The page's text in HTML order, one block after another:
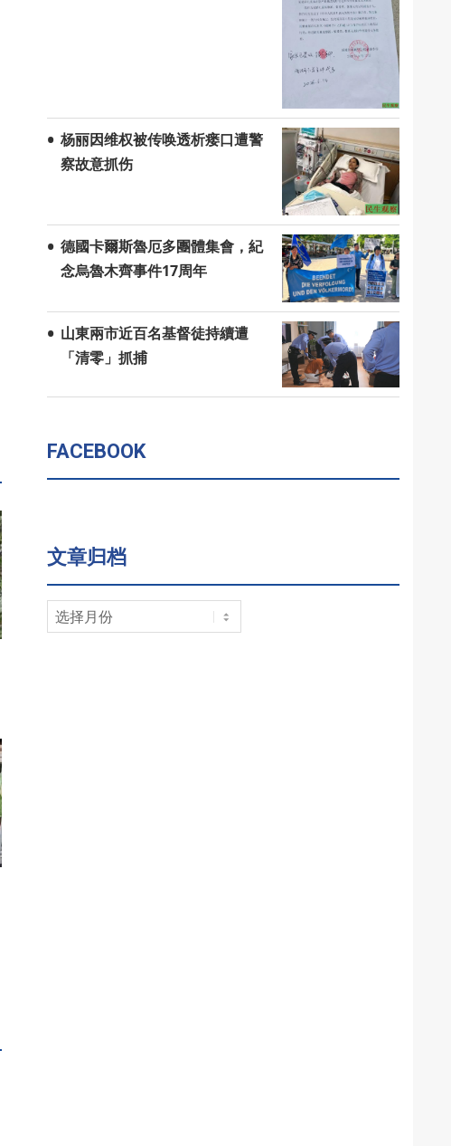
杨丽因维权被传唤透析瘘口遭警
察故意抓伤
德國卡爾斯魯厄多團體集會，紀
念烏魯木齊事件17周年
山東兩市近百名基督徒持續遭
「清零」抓捕
FACEBOOK
文章归档
文
章